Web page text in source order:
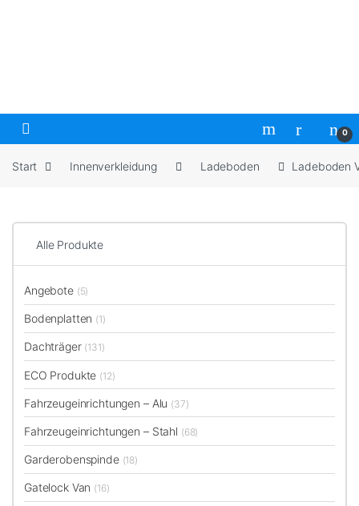
Open 0
Start Innenverkleidung Ladeboden Ladeboden
Alle Produkte
Angebote (5)
Bodenplatten (1)
Dachträger (131)
ECO Produkte (12)
Fahrzeugeinrichtungen – Alu (37)
Fahrzeugeinrichtungen – Stahl (68)
Garderobenspinde (18)
Gatelock Van (16)